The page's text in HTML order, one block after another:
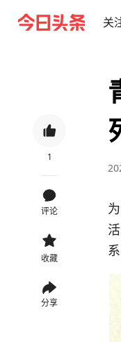
关
1
评论
收藏
分享